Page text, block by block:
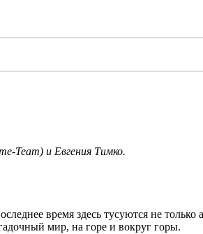
Team) и Евгения Тимко.
время здесь тусуются не
мир, на горе и вокруг горы.